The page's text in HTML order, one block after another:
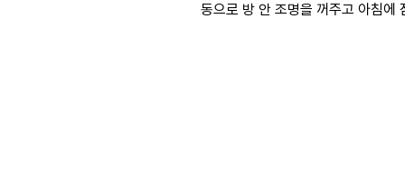
동으로 방 안 조명을 꺼주고 아침